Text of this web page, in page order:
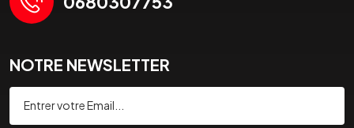
NOTRE NEWSLETTER